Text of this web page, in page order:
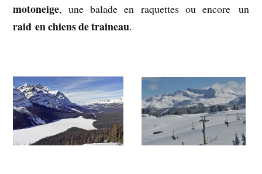
motoneige, une balade en raquettes ou encore un
raid en chiens de traineau.